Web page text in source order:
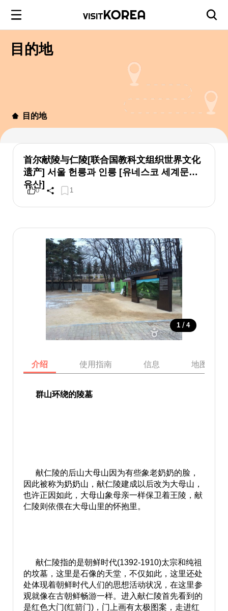
目的地
目的地
首尔献陵与仁陵[联合国教科文组织世界文化
遗产] 서울 헌릉과 인릉 [유네스코 세계문화
유산]
0 1
1 / 4
介绍 使用指南 信息 地图
群山环绕的陵墓
献仁陵的后山大母山因为有些象老奶奶的脸，
因此被称为奶奶山，献仁陵建成以后改为大母山，
也许正因如此，大母山象母亲一样保卫着王陵，献
仁陵则依偎在大母山里的怀抱里。
献仁陵指的是朝鲜时代(1392-1910)太宗和纯祖
的坟墓，这里是石像的天堂，不仅如此，这里还处
处体现着朝鲜时代人们的思想活动状况，在这里参
观就像在古朝鲜畅游一样。进入献仁陵首先看到的
是红色大门(红箭门)，门上画有太极图案，走进红